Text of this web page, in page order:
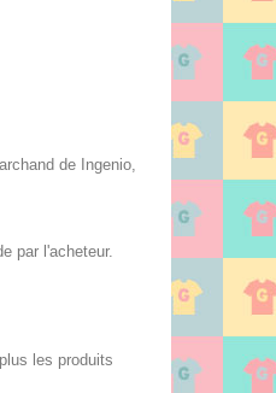
de Ingenio,
par l'acheteur.
les produits